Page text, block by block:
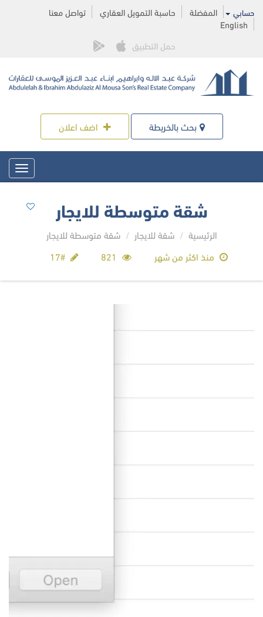
حسابي المفضلة حاسبة التمويل العقاري
تواصل معنا
English
حمل التطبيق
بحث بالخريطة اضف اعلان
شقة متوسطة للايجار
الرئيسية شقة للايجار
شقة متوسطة للايجار
منذ اكثر من شهر
#17